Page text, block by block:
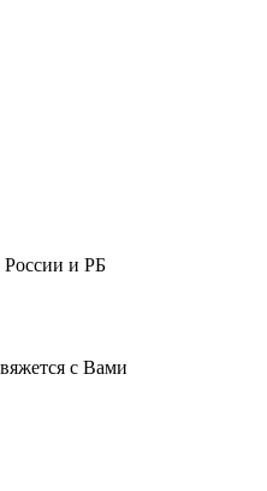
России и РБ
с Вами